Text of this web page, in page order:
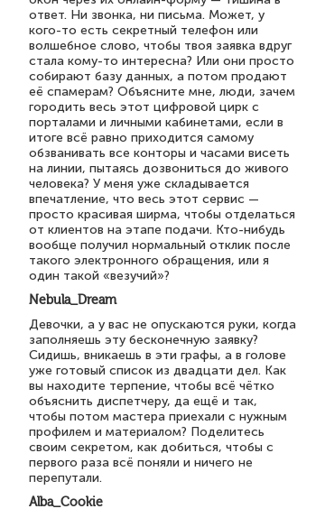
ответ. Ни звонка, ни письма. Может, у
кого-то есть секретный телефон или
волшебное слово, чтобы твоя заявка вдруг
стала кому-то интересна? Или они просто
собирают базу данных, а потом продают
её спамерам? Объясните мне, люди, зачем
городить весь этот цифровой цирк с
порталами и личными кабинетами, если в
итоге всё равно приходится самому
обзванивать все конторы и часами висеть
на линии, пытаясь дозвониться до живого
человека? У меня уже складывается
впечатление, что весь этот сервис —
просто красивая ширма, чтобы отделаться
от клиентов на этапе подачи. Кто-нибудь
вообще получил нормальный отклик после
такого электронного обращения, или я
один такой «везучий»?
Nebula_Dream
Девочки, а у вас не опускаются руки, когда
заполняешь эту бесконечную заявку?
Сидишь, вникаешь в эти графы, а в голове
уже готовый список из двадцати дел. Как
вы находите терпение, чтобы всё чётко
объяснить диспетчеру, да ещё и так,
чтобы потом мастера приехали с нужным
профилем и материалом? Поделитесь
своим секретом, как добиться, чтобы с
первого раза всё поняли и ничего не
перепутали.
Alba_Cookie